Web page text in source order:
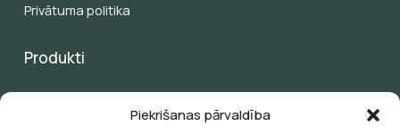
Piekrišanas pārvaldība
Privātuma politika
Produkti
Pergolas